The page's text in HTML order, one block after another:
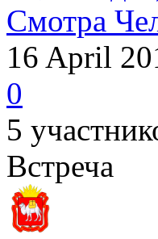
Смотра
16 April
0
5
Встреча